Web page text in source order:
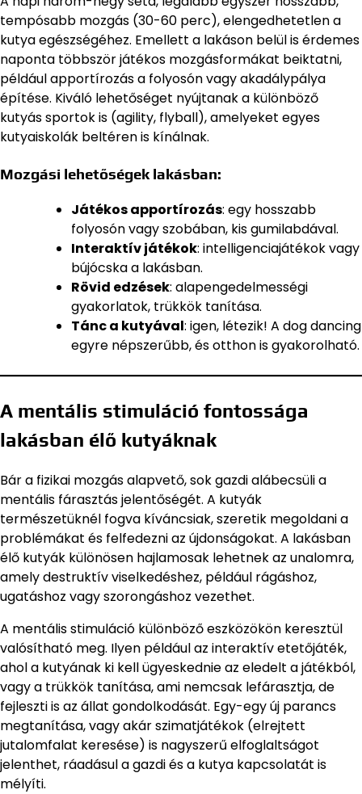
tempósabb mozgás (30-60 perc), elengedhetetlen a
kutya egészségéhez. Emellett a lakáson belül is érdemes
naponta többször játékos mozgásformákat beiktatni,
például apportírozás a folyosón vagy akadálypálya
építése. Kiváló lehetőséget nyújtanak a különböző
kutyás sportok is (agility, flyball), amelyeket egyes
kutyaiskolák beltéren is kínálnak.
Mozgási lehetőségek lakásban:
Játékos apportírozás: egy hosszabb
folyosón vagy szobában, kis gumilabdával.
Interaktív játékok: intelligenciajátékok vagy
bújócska a lakásban.
Rövid edzések: alapengedelmességi
gyakorlatok, trükkök tanítása.
Tánc a kutyával: igen, létezik! A dog dancing
egyre népszerűbb, és otthon is gyakorolható.
A mentális stimuláció fontossága
lakásban élő kutyáknak
Bár a fizikai mozgás alapvető, sok gazdi alábecsüli a
mentális fárasztás jelentőségét. A kutyák
természetüknél fogva kíváncsiak, szeretik megoldani a
problémákat és felfedezni az újdonságokat. A lakásban
élő kutyák különösen hajlamosak lehetnek az unalomra,
amely destruktív viselkedéshez, például rágáshoz,
ugatáshoz vagy szorongáshoz vezethet.
A mentális stimuláció különböző eszközökön keresztül
valósítható meg. Ilyen például az interaktív etetőjáték,
ahol a kutyának ki kell ügyeskednie az eledelt a játékból,
vagy a trükkök tanítása, ami nemcsak lefárasztja, de
fejleszti is az állat gondolkodását. Egy-egy új parancs
megtanítása, vagy akár szimatjátékok (elrejtett
jutalomfalat keresése) is nagyszerű elfoglaltságot
jelenthet, ráadásul a gazdi és a kutya kapcsolatát is
mélyíti.